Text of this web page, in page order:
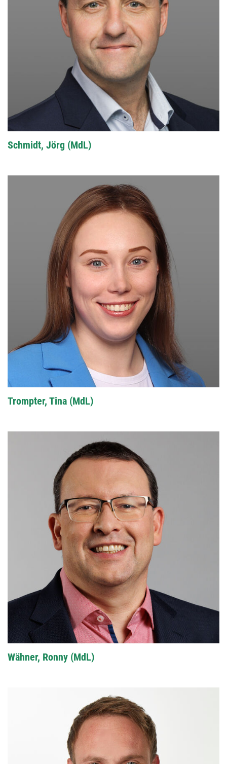
Schmidt, Jörg (MdL)
Trompter, Tina (MdL)
Wähner, Ronny (MdL)